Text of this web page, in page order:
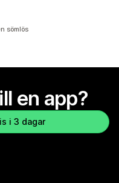
sömlös
en app?
i 3 dagar